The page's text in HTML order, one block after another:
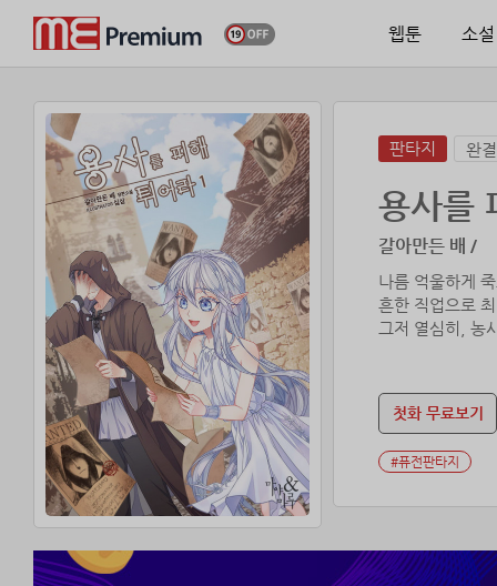
웹툰 소설
판타지 완결
용사를
갈아만든 배 /
나름 억울하게
흔한 직업으로
그저 열심히, 농
진정한 평등주
이제 진정한 농
“사부님!”
첫화 무료보기
#퓨전판타지